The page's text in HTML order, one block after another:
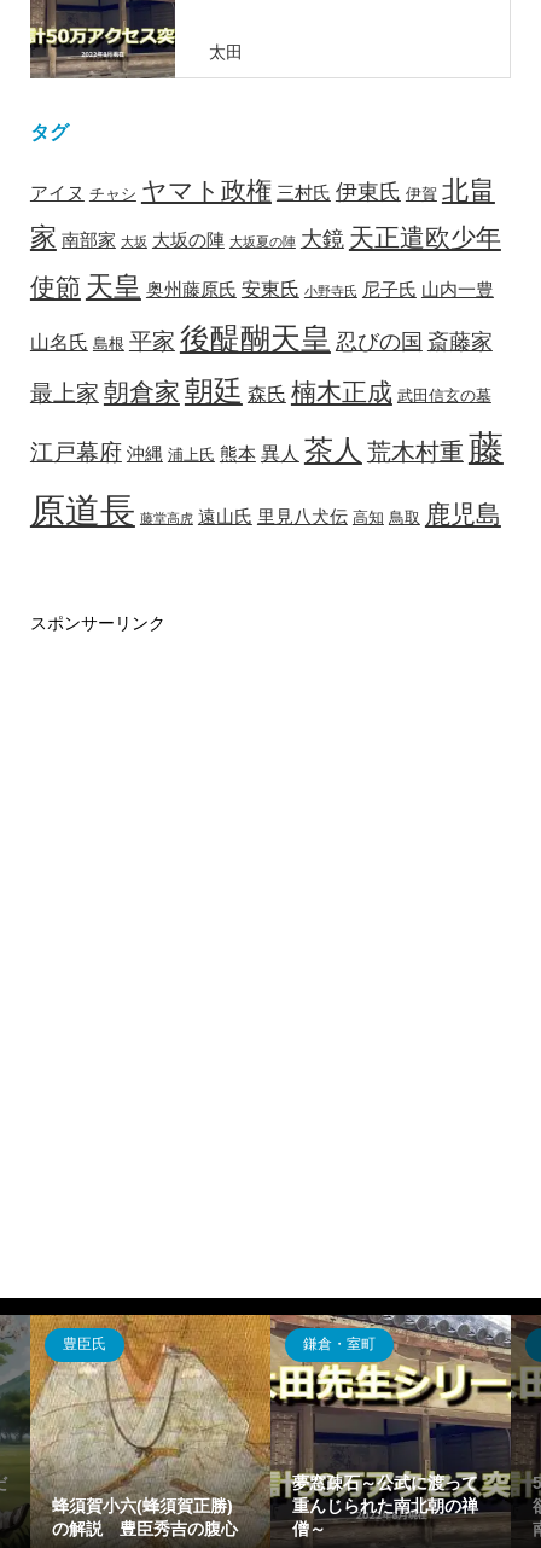
太田
タグ
アイヌ チャシ ヤマト政権 三村氏 伊東氏 伊賀 北畠
家 南部家 大坂 大坂の陣 大坂夏の陣 大鏡 天正遣欧少年
使節 天皇 奥州藤原氏 安東氏 小野寺氏 尼子氏 山内一豊
山名氏 島根 平家 後醍醐天皇 忍びの国 斎藤家
最上家 朝倉家 朝廷 森氏 楠木正成 武田信玄の墓
江戸幕府 沖縄 浦上氏 熊本 異人 茶人 荒木村重 藤
原道長 藤堂高虎 遠山氏 里見八犬伝 高知 鳥取 鹿児島
スポンサーリンク
豊臣氏
蜂須賀小六(蜂須賀正勝)
の解説 豊臣秀吉の腹心
鎌倉・室町
夢窓疎石～公武に渡って
重んじられた南北朝の禅
僧～